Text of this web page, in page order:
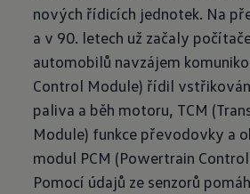
nových řídicích jednotek. Na
a v 90. letech už začaly
automobilů navzájem
Control Module) řídil
paliva a běh motoru, TCM
Module) funkce převodovky a
modul PCM (Powertrain
Pomocí údajů ze senzorů